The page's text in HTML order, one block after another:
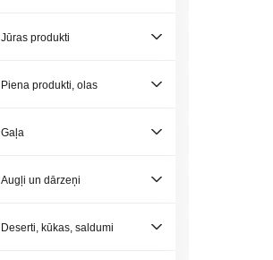
Jūras produkti
Piena produkti, olas
Gaļa
Augļi un dārzeņi
Deserti, kūkas, saldumi